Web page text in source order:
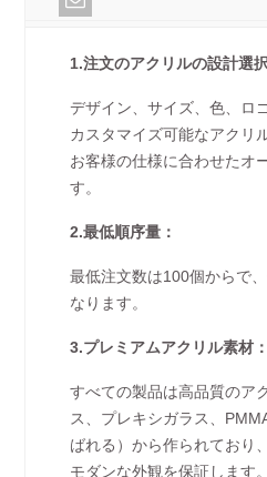
1.注文のアクリルの設計選択
デザイン、サイズ、色、ロ
カスタマイズ可能なアクリ
お客様の仕様に合わせたオ
す。
2.最低順序量：
最低注文数は100個からで
なります。
3.プレミアムアクリル素材：
すべての製品は高品質のア
ス、プレキシガラス、
ばれる）から作られており
モダンな外観を保証します。